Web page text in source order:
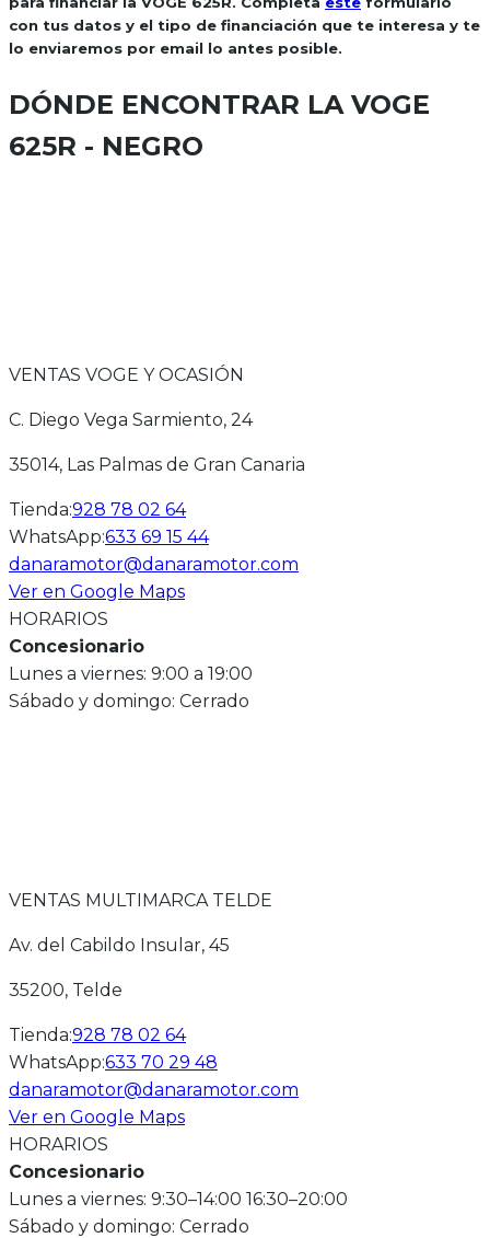
con tus datos y el tipo de financiación que te interesa y te
lo enviaremos por email lo antes posible.
DÓNDE ENCONTRAR LA VOGE
625R - NEGRO
VENTAS VOGE Y OCASIÓN
C. Diego Vega Sarmiento, 24
35014, Las Palmas de Gran Canaria
Tienda:928 78 02 64
WhatsApp:633 69 15 44
danaramotor@danaramotor.com
Ver en Google Maps
HORARIOS
Concesionario
Lunes a viernes: 9:00 a 19:00
Sábado y domingo: Cerrado
VENTAS MULTIMARCA TELDE
Av. del Cabildo Insular, 45
35200, Telde
Tienda:928 78 02 64
WhatsApp:633 70 29 48
danaramotor@danaramotor.com
Ver en Google Maps
HORARIOS
Concesionario
Lunes a viernes: 9:30–14:00 16:30–20:00
Sábado y domingo: Cerrado